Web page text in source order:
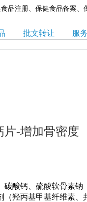
批文转让 服
片-增加骨密度
碳酸钙、硫酸软骨素钠
（羟丙基甲基纤维素